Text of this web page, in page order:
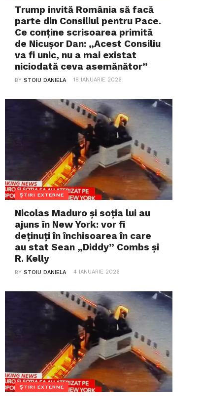
Trump invită România să facă
parte din Consiliul pentru Pace.
Ce conține scrisoarea primită
de Nicușor Dan: „Acest Consiliu
va fi unic, nu a mai existat
niciodată ceva asemănător”
BYSTOIU DANIELA 18 IANUARIE 2026
ȘTIRI EXTERNE
Nicolas Maduro și soția lui au
ajuns în New York: vor fi
deținuți în închisoarea în care
au stat Sean „Diddy” Combs și
R. Kelly
BYSTOIU DANIELA 4 IANUARIE 2026
ȘTIRI EXTERNE